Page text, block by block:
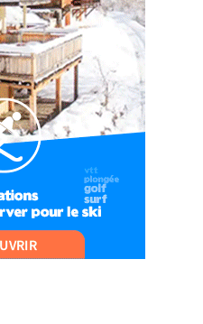
CHEZ
SPORTIF PROCHE DE
AU BORD DE LA SAÔNE
ENTRE LAC ET
& NATURE